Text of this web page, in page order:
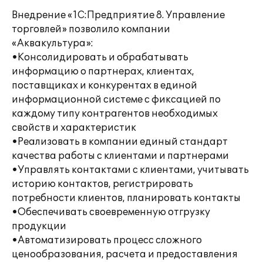
Внедрение «1С:Предприятие 8. Управление
торговлей» позволило компании
«Aквакультура»:
•Консолидировать и обрабатывать
информацию о партнерах, клиентах,
поставщиках и конкурентах в единой
информационной системе с фиксацией по
каждому типу контрагентов необходимых
свойств и характеристик
•Реализовать в компании единый стандарт
качества работы с клиентами и партнерами
•Управлять контактами с клиентами, учитывать
историю контактов, регистрировать
потребности клиентов, планировать контакты
•Обеспечивать своевременную отгрузку
продукции
•Автоматизировать процесс сложного
ценообразования, расчета и предоставления